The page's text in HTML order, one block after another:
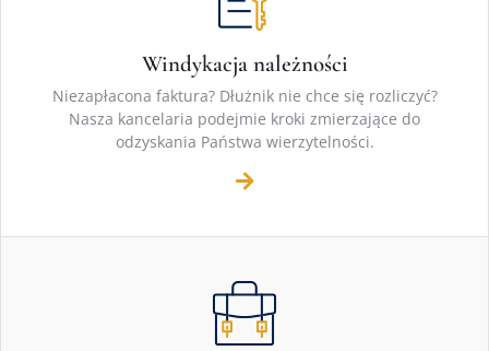
Windykacja należności
Niezapłacona faktura? Dłużnik nie chce się rozliczyć?
Nasza kancelaria podejmie kroki zmierzające do
odzyskania Państwa wierzytelności.